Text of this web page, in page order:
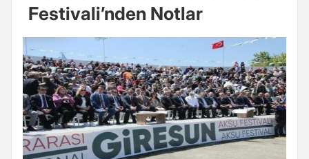
Festivali’nden Notlar